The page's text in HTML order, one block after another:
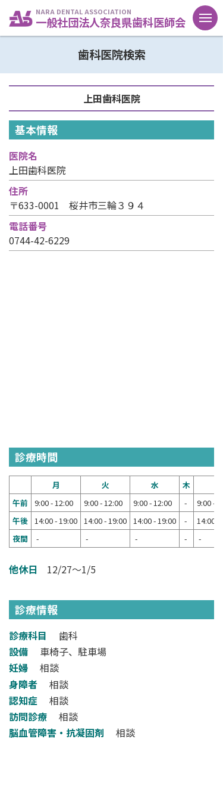
NARA DENTAL ASSOCIATION
一般社団法人奈良県歯科医師会
歯科医院検索
上田歯科医院
基本情報
医院名
上田歯科医院
住所
〒633-0001 桜井市三輪３９４
電話番号
0744-42-6229
診療時間
月 火 水 木
午前
9:00 - 12:00 9:00 - 12:00 9:00 - 12:00 -
9:00 -
午後 14:00 - 19:00 14:00 - 19:00 14:00 - 19:00 -
14:00 -
夜間
- - - - -
他休日 12/27～1/5
診療情報
診療科目
歯科
設備
車椅子、駐車場
妊婦
相談
身障者
相談
認知症
相談
訪問診療
相談
脳血管障害・抗凝固剤
相談